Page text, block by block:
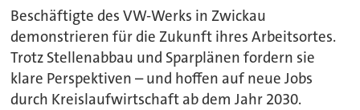
Beschäftigte des VW-Werks in Zwickau
demonstrieren für die Zukunft ihres Arbeitsortes.
Trotz Stellenabbau und Sparplänen fordern sie
klare Perspektiven – und hoffen auf neue Jobs
durch Kreislaufwirtschaft ab dem Jahr 2030.